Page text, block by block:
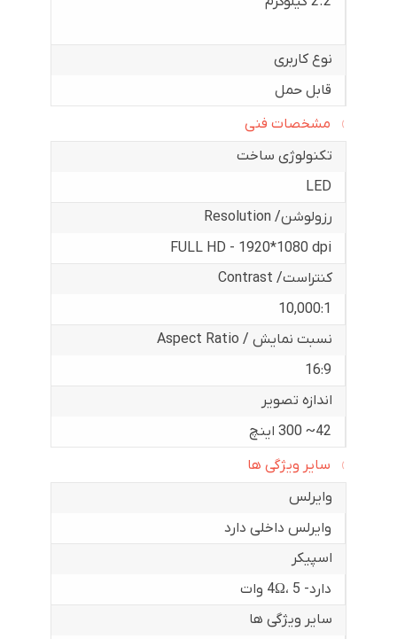
نوع کاربری
قابل حمل
مشخصات فنی
تکنولوژی ساخت
LED
رزولوشن/ Resolution
FULL HD - 1920*1080 dpi
کنتراست/ Contrast
10,000:1
نسبت نمایش / Aspect Ratio
16:9
اندازه تصویر
42~ 300 اینچ
سایر ویژگی ها
وایرلس
وایرلس داخلی دارد
اسپیکر
دارد- 4Ω، 5 وات
سایر ویژگی ها